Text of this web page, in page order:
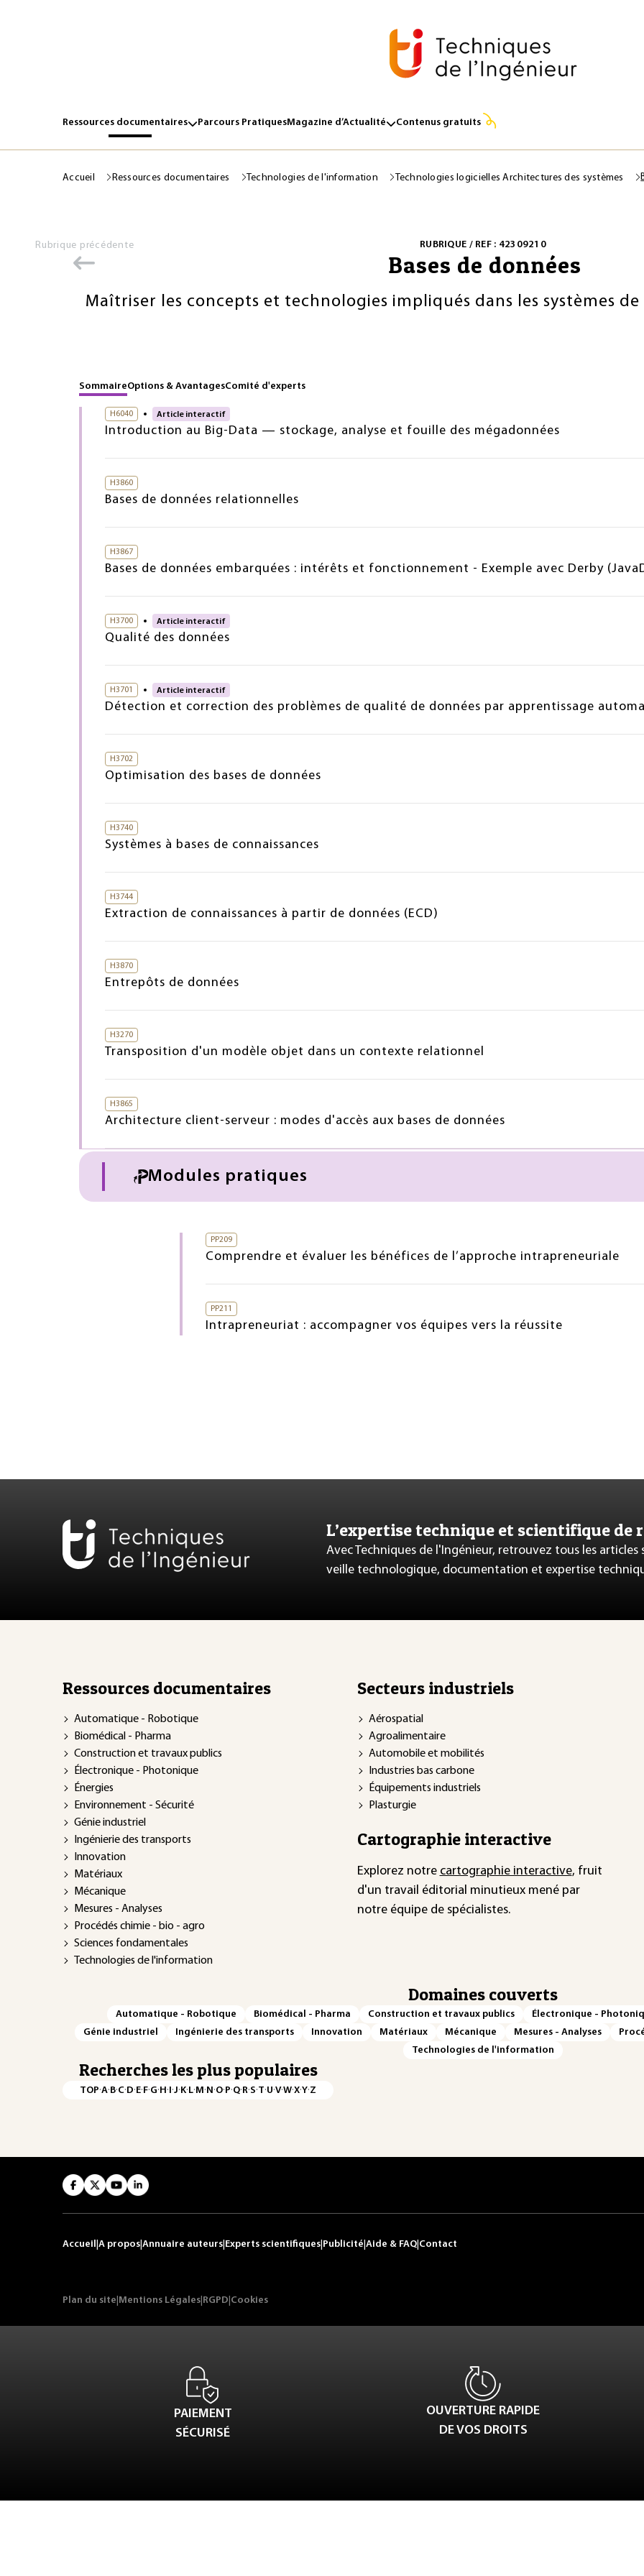
Ressources documentaires Parcours PratiquesMagazine d’Actualité Contenus gratuits
Accueil Ressources documentaires Technologies de l'information Technologies logicielles Architectures des systèmes
Rubrique précédente RUBRIQUE / REF : 42309210
Bases de données
Maîtriser les concepts et technologies impliqués dans les systèmes
SommaireOptions & AvantagesComité d'experts
H6040 Article interactif
Introduction au Big-Data — stockage, analyse et fouille des mégadonnées
H3860
Bases de données relationnelles
H3867
Bases de données embarquées : intérêts et fonctionnement - Exemple avec Derby
H3700 Article interactif
Qualité des données
H3701 Article interactif
Détection et correction des problèmes de qualité de données par apprentissage
H3702
Optimisation des bases de données
H3740
Systèmes à bases de connaissances
H3744
Extraction de connaissances à partir de données (ECD)
H3870
Entrepôts de données
H3270
Transposition d'un modèle objet dans un contexte relationnel
H3865
Architecture client-serveur : modes d'accès aux bases de données
Modules pratiques
PP209
Comprendre et évaluer les bénéfices de l’approche intrapreneuriale
PP211
Intrapreneuriat : accompagner vos équipes vers la réussite
L’expertise technique et scientifique de
Avec Techniques de l'Ingénieur, retrouvez tous les
veille technologique, documentation et expertise
Ressources documentaires
Automatique - Robotique
Biomédical - Pharma
Construction et travaux publics
Électronique - Photonique
Énergies
Environnement - Sécurité
Génie industriel
Ingénierie des transports
Innovation
Matériaux
Mécanique
Mesures - Analyses
Procédés chimie - bio - agro
Sciences fondamentales
Technologies de l'information
Secteurs industriels
Aérospatial
Agroalimentaire
Automobile et mobilités
Industries bas carbone
Équipements industriels
Plasturgie
Cartographie interactive
Explorez notre cartographie interactive, fruit
d'un travail éditorial minutieux mené par
notre équipe de spécialistes.
Domaines couverts
Automatique - Robotique Biomédical - Pharma Construction et travaux publics
Électronique -
Génie industriel
Ingénierie des transports Innovation Matériaux Mécanique Mesures - Analyses
Technologies de l'information
Recherches les plus populaires
TOP·A·B·C·D·E·F·G·H·I·J·K·L·M·N·O·P·Q·R·S·T·U·V·W·X·Y·Z
Accueil A propos Annuaire auteurs Experts scientifiques Publicité Aide & FAQ Contact
Plan du site Mentions Légales RGPD Cookies
PAIEMENT
SÉCURISÉ
OUVERTURE RAPIDE
DE VOS DROITS